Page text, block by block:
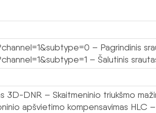
– Pagrindinis
– Šalutinis
DNR – Skaitmeninio triukšmo
apšvietimo kompensavimas HLC